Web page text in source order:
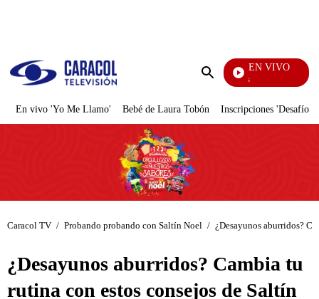
Enviar
EN VIVO
Sábados Felices
En vivo 'Yo Me Llamo' Bebé de Laura Tobón Inscripciones 'Desafío'
Caracol TV / Probando probando con Saltín Noel / ¿Desayunos aburridos?
¿Desayunos aburridos? Cambia tu
rutina con estos consejos de Saltín